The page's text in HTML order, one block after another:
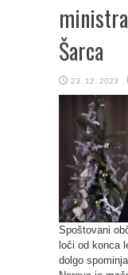
Šarca
23. 12. 2023
Spoštovani
loči od konca
dolgo